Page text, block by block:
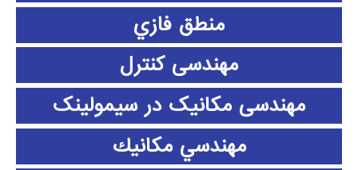
منطق فازي
مهندسی کنترل
مهندسی مکانیک در سیمولینک
مهندسي مكانيك